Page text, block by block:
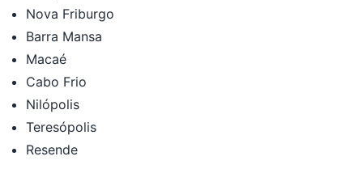
Nova Friburgo
Barra Mansa
Macaé
Cabo Frio
Nilópolis
Teresópolis
Resende